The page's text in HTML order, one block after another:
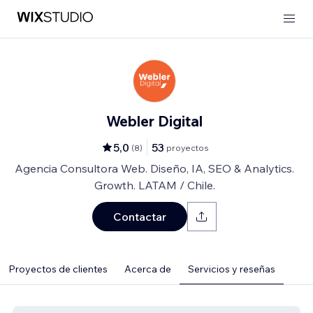
Webler Digital
5,0 (8) 53 proyectos
Agencia Consultora Web. Diseño, IA, SEO & Analytics.
Growth. LATAM / Chile.
Contactar
Proyectos de clientes Acerca de Servicios y reseñas